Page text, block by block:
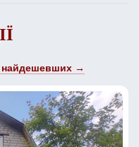
найдешевших →